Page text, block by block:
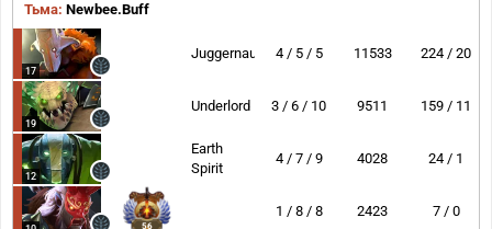
Тьма: Newbee.Buff
17
Juggernaut 4 / 5 / 5 11533 224 / 20
19
Underlord 3 / 6 / 10 9511 159 / 11
12
Earth
Spirit
4 / 7 / 9 4028 24 / 1
56
1 / 8 / 8 2423 7 / 0